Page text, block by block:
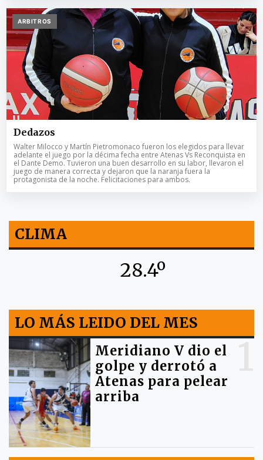
ARBITROS
Dedazos
Walter Milocco y Martín Pietromonaco fueron los elegidos para llevar
adelante el juego por la décima fecha entre Atenas Vs Reconquista en
el Dante Demo. Tuvieron una buen desarrollo en su labor, llevaron el
juego de manera correcta y dejaron que la naranja fuera la
protagonista de la noche. Felicitaciones para ambos.
CLIMA
28.4º
LO MÁS LEIDO DEL MES
Meridiano V dio el
golpe y derrotó a
Atenas para pelear
arriba